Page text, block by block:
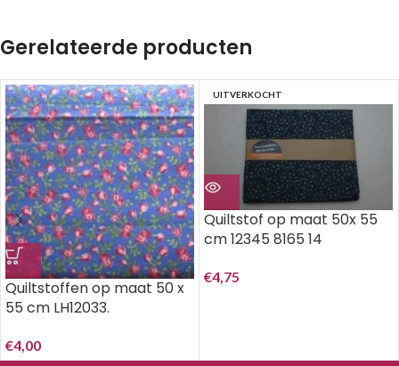
Gerelateerde producten
Quiltstoffen op maat 50 x
55 cm LH12033.
€4,00
UITVERKOCHT
Quiltstof op maat 50x 55
cm 12345 8165 14
€4,75